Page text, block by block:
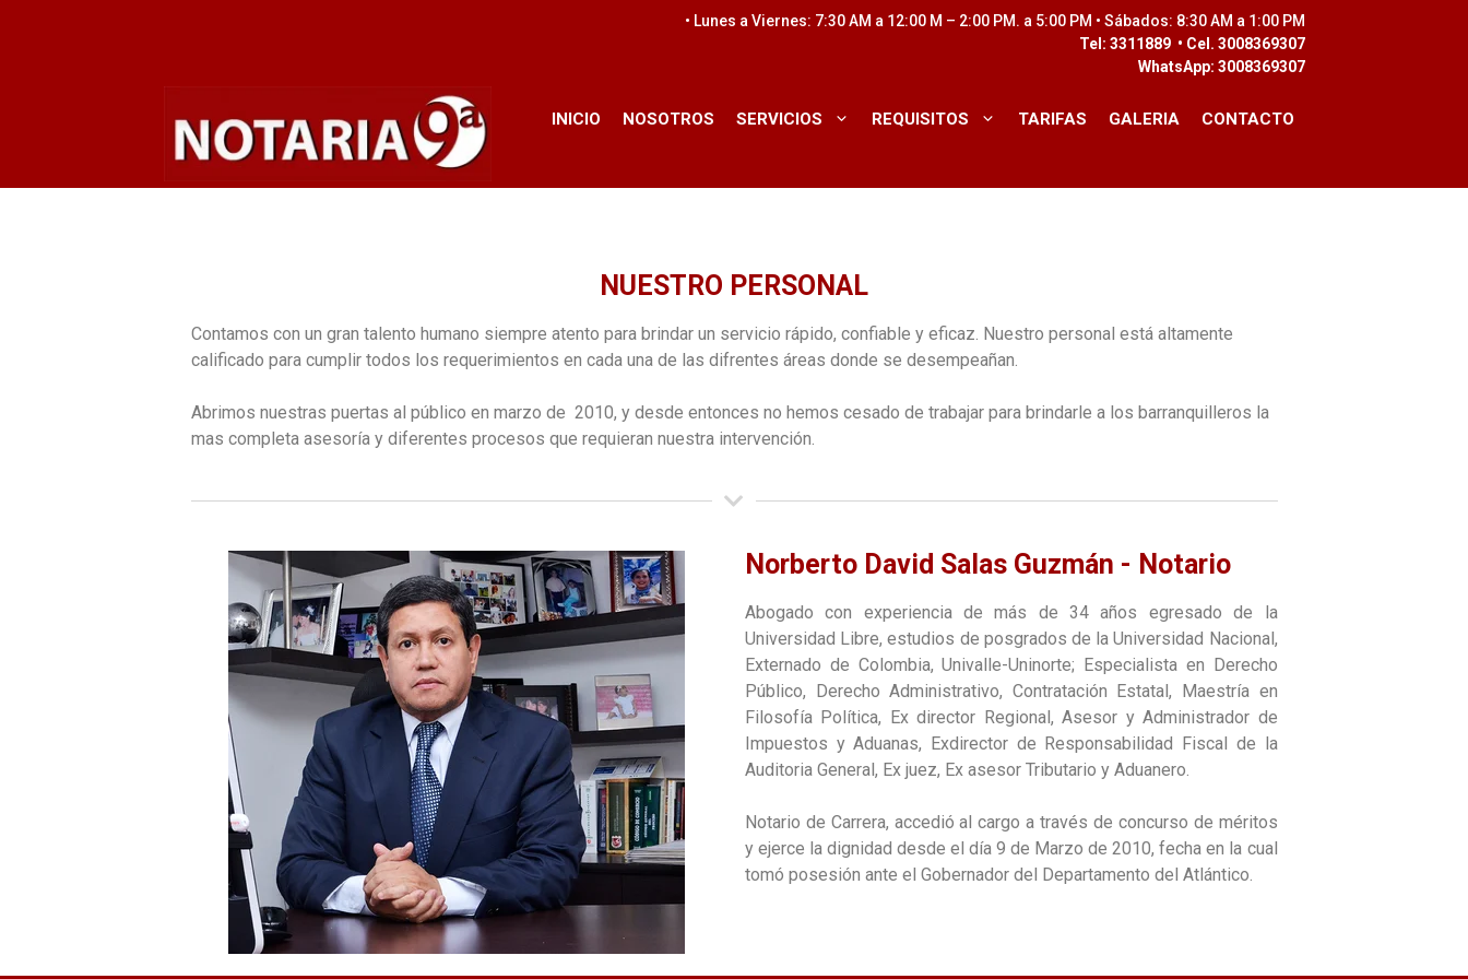
• Lunes a Viernes: 7:30 AM a 12:00 M – 2:00 PM. a 5:00 PM • Sábados: 8:30 AM a 1:00 PM
Tel: 3311889 • Cel. 3008369307
WhatsApp: 3008369307
INICIO NOSOTROS SERVICIOS REQUISITOS TARIFAS GALERIA CONTACTO
NUESTRO PERSONAL
Contamos con un gran talento humano siempre atento para brindar un servicio rápido, confiable y eficaz. Nuestro personal está altamente
calificado para cumplir todos los requerimientos en cada una de las difrentes áreas donde se desempeañan.
Abrimos nuestras puertas al público en marzo de 2010, y desde entonces no hemos cesado de trabajar para brindarle a los barranquilleros la
mas completa asesoría y diferentes procesos que requieran nuestra intervención.
Norberto David Salas Guzmán - Notario
Abogado con experiencia de más de 34 años egresado de la
Universidad Libre, estudios de posgrados de la Universidad Nacional,
Externado de Colombia, Univalle-Uninorte; Especialista en Derecho
Público, Derecho Administrativo, Contratación Estatal, Maestría en
Filosofía Política, Ex director Regional, Asesor y Administrador de
Impuestos y Aduanas, Exdirector de Responsabilidad Fiscal de la
Auditoria General, Ex juez, Ex asesor Tributario y Aduanero.
Notario de Carrera, accedió al cargo a través de concurso de méritos
y ejerce la dignidad desde el día 9 de Marzo de 2010, fecha en la cual
tomó posesión ante el Gobernador del Departamento del Atlántico.